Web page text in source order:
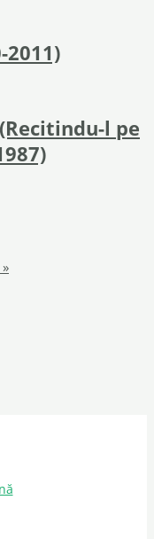
2011)
l pe